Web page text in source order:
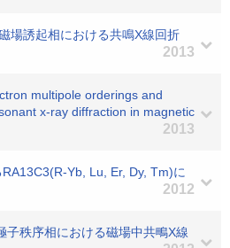
場誘起相における共鳴X線回折
2013
multipole orderings and
x-ray diffraction in magnetic
2013
Yb, Lu, Er, Dy, Tm)に
2012
子秩序相における磁場中共鴫X線